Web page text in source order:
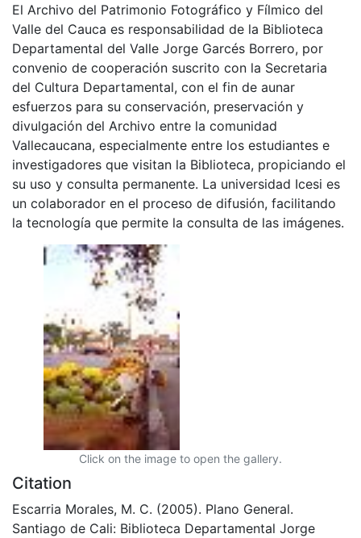
El Archivo del Patrimonio Fotográfico y Fílmico del
Valle del Cauca es responsabilidad de la Biblioteca
Departamental del Valle Jorge Garcés Borrero, por
convenio de cooperación suscrito con la Secretaria
del Cultura Departamental, con el fin de aunar
esfuerzos para su conservación, preservación y
divulgación del Archivo entre la comunidad
Vallecaucana, especialmente entre los estudiantes e
investigadores que visitan la Biblioteca, propiciando el
su uso y consulta permanente. La universidad Icesi es
un colaborador en el proceso de difusión, facilitando
la tecnología que permite la consulta de las imágenes.
Click on the image to open the gallery.
Citation
Escarria Morales, M. C. (2005). Plano General.
Santiago de Cali: Biblioteca Departamental Jorge